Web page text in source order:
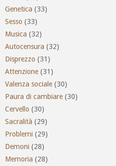
Genetica (33)
Sesso (33)
Musica (32)
Autocensura (32)
Disprezzo (31)
Attenzione (31)
Valenza sociale (30)
Paura di cambiare (30)
Cervello (30)
Sacralità (29)
Problemi (29)
Demoni (28)
Memoria (28)